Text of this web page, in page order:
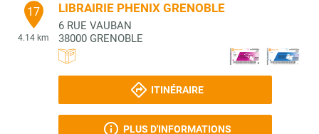
17
4.14 km
LIBRAIRIE PHENIX GRENOBLE
6 RUE VAUBAN
38000 GRENOBLE
ITINÉRAIRE
PLUS D'INFORMATIONS